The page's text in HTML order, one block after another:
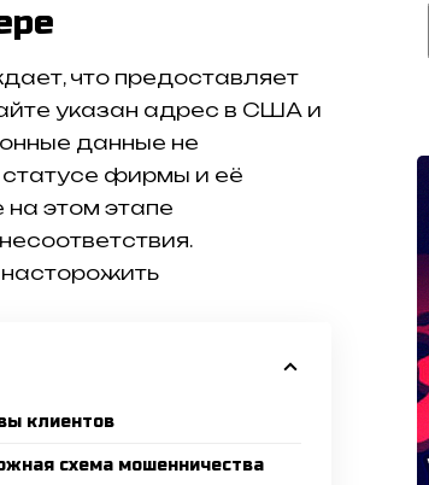
что предоставляет
указан адрес в США и
данные не
статусе фирмы и её
на этом этапе
клиентов
схема мошенничества